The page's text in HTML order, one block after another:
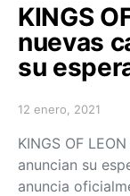
KINGS
nuevas
su
Posted on
12 enero, 2021
KINGS OF
anuncian su
anuncia